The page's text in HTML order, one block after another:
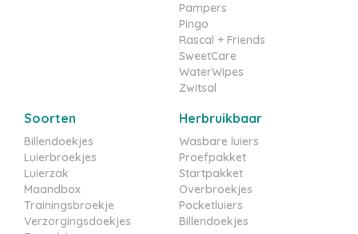
Pampers
Pingo
Rascal + Friends
SweetCare
WaterWipes
Zwitsal
Soorten
Billendoekjes
Luierbroekjes
Luierzak
Maandbox
Trainingsbroekje
Verzorgingsdoekjes
Herbruikbaar
Wasbare luiers
Proefpakket
Startpakket
Overbroekjes
Pocketluiers
Billendoekjes